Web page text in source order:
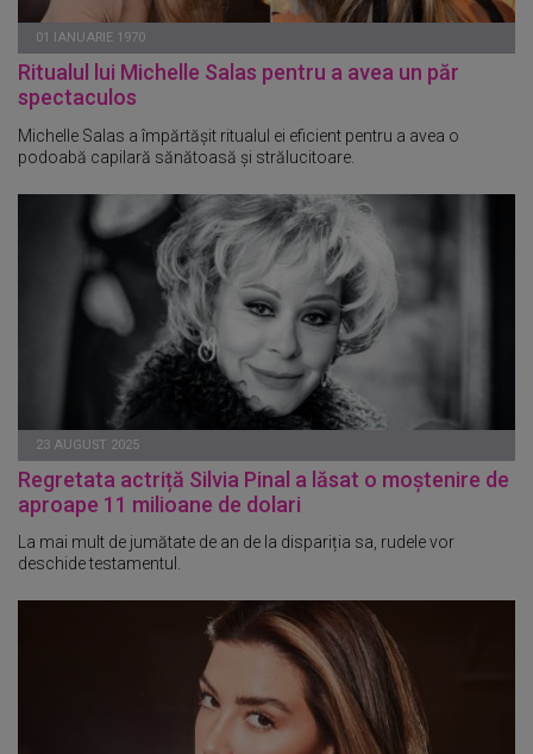
01 IANUARIE 1970
Ritualul lui Michelle Salas pentru a avea un păr
spectaculos
Michelle Salas a împărtășit ritualul ei eficient pentru a avea o
podoabă capilară sănătoasă și strălucitoare.
23 AUGUST 2025
Regretata actriță Silvia Pinal a lăsat o moștenire de
aproape 11 milioane de dolari
La mai mult de jumătate de an de la dispariția sa, rudele vor
deschide testamentul.